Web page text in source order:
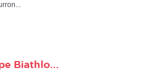
Biathlo...